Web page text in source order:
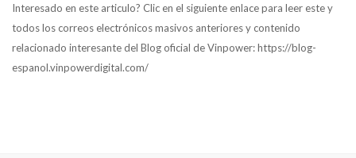
Interesado en este articulo? Clic en el siguiente enlace para leer este y
todos los correos electrónicos masivos anteriores y contenido
relacionado interesante del Blog oficial de Vinpower: https://blog-
espanol.vinpowerdigital.com/